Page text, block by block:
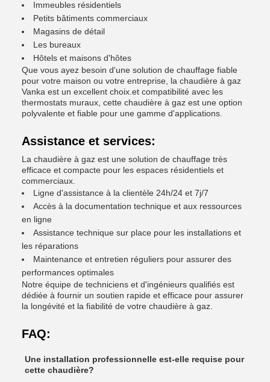
Immeubles résidentiels
Petits bâtiments commerciaux
Magasins de détail
Les bureaux
Hôtels et maisons d'hôtes
Que vous ayez besoin d'une solution de chauffage fiable
pour votre maison ou votre entreprise, la chaudière à gaz
Vanka est un excellent choix.et compatibilité avec les
thermostats muraux, cette chaudière à gaz est une option
polyvalente et fiable pour une gamme d'applications.
Assistance et services:
La chaudière à gaz est une solution de chauffage très
efficace et compacte pour les espaces résidentiels et
commerciaux.
Ligne d'assistance à la clientèle 24h/24 et 7j/7
Accès à la documentation technique et aux ressources
en ligne
Assistance technique sur place pour les installations et
les réparations
Maintenance et entretien réguliers pour assurer des
performances optimales
Notre équipe de techniciens et d'ingénieurs qualifiés est
dédiée à fournir un soutien rapide et efficace pour assurer
la longévité et la fiabilité de votre chaudière à gaz.
FAQ:
Une installation professionnelle est-elle requise pour
cette chaudière?